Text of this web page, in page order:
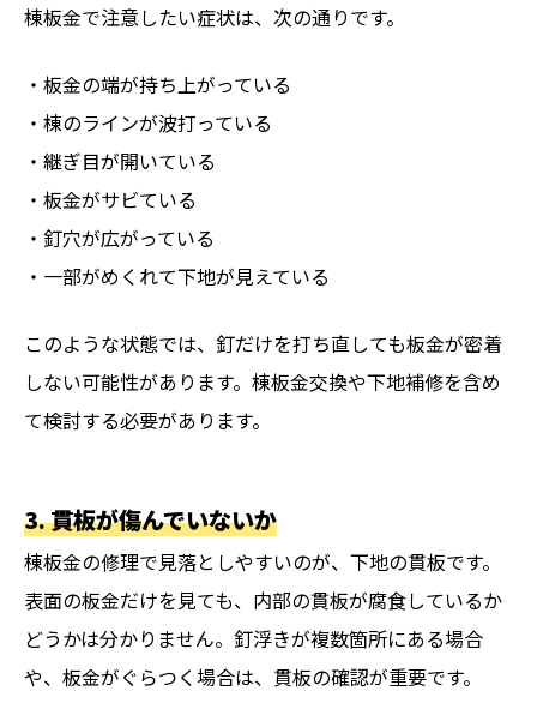
棟板金で注意したい症状は、次の通りです。
・板金の端が持ち上がっている
・棟のラインが波打っている
・継ぎ目が開いている
・板金がサビている
・釘穴が広がっている
・一部がめくれて下地が見えている
このような状態では、釘だけを打ち直しても板金が密着
しない可能性があります。棟板金交換や下地補修を含め
て検討する必要があります。
3. 貫板が傷んでいないか
棟板金の修理で見落としやすいのが、下地の貫板です。
表面の板金だけを見ても、内部の貫板が腐食しているか
どうかは分かりません。釘浮きが複数箇所にある場合
や、板金がぐらつく場合は、貫板の確認が重要です。